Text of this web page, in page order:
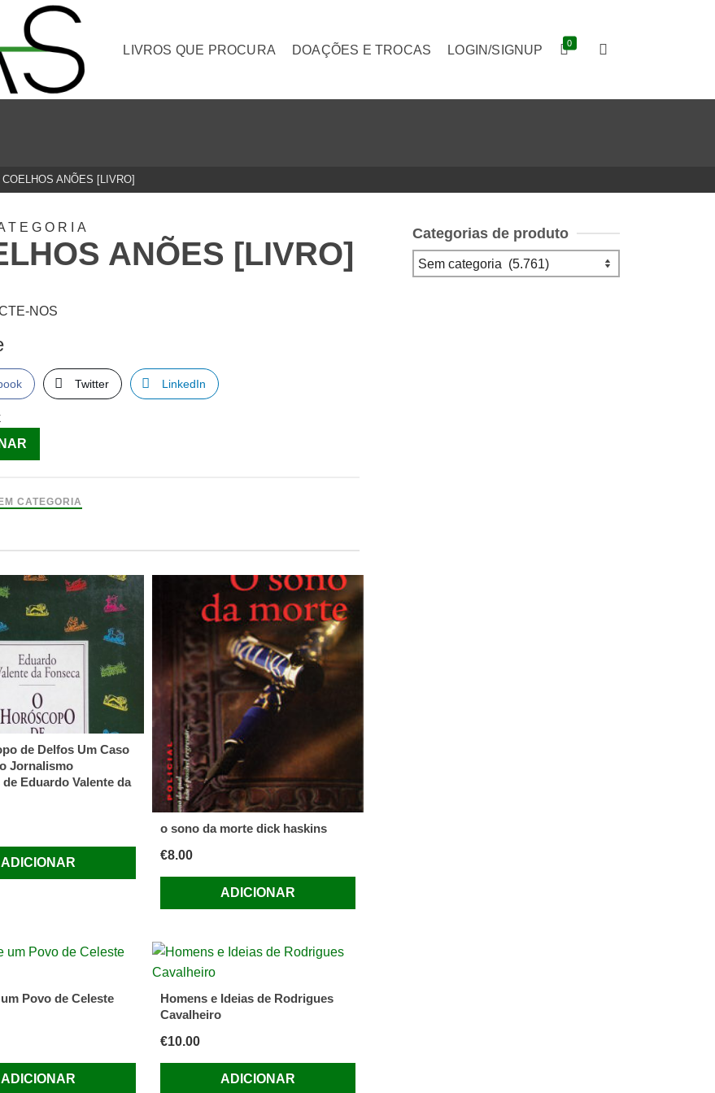
LIVROS QUE PROCURA DOAÇÕES E TROCAS LOGIN/SIGNUP 0
COELHOS ANÕES [LIVRO]
ANÕES [LIVRO]
NOS
Twitter LinkedIn
CATEGORIA
de Delfos Um Caso
Jornalismo
Eduardo Valente da
ADICIONAR
o sono da morte dick haskins
€8.00
ADICIONAR
Povo de Celeste
ADICIONAR
Homens e Ideias de Rodrigues
Cavalheiro
€10.00
ADICIONAR
Categorias de produto